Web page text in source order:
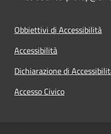
Obbiettivi di Accessibilità
Accessibilità
Dichiarazione di
Accesso Civico